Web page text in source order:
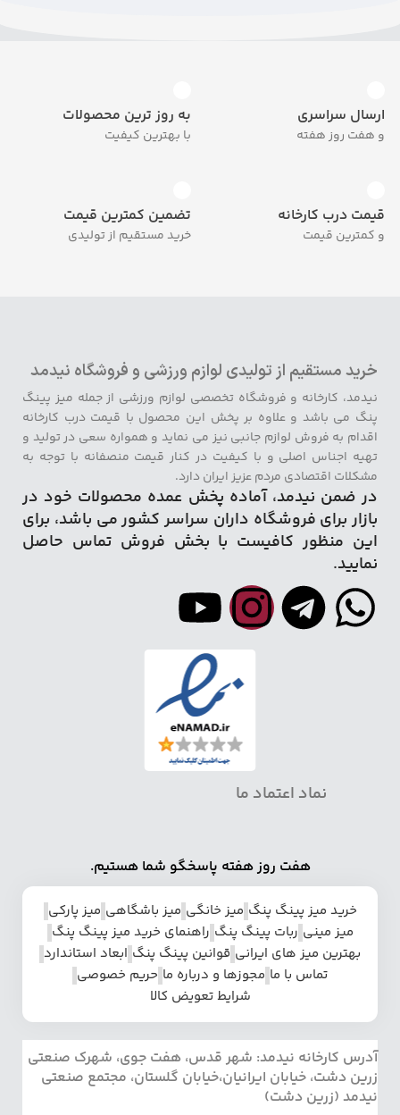
ارسال سراسری
و هفت روز هفته
به روز ترین محصولات
با بهترین کیفیت
قیمت درب کارخانه
و کمترین قیمت
تضمین کمترین قیمت
خرید مستقیم از تولیدی
خرید مستقیم از تولیدی لوازم ورزشی و فروشگاه نیدمد
نیدمد، کارخانه و فروشگاه تخصصی لوازم ورزشی از جمله میز پینگ
پنگ می باشد و علاوه بر پخش این محصول با قیمت درب کارخانه
اقدام به فروش لوازم جانبی نیز می نماید و همواره سعی در تولید و
تهیه اجناس اصلی و با کیفیت در کنار قیمت منصفانه با توجه به
مشکلات اقتصادی مردم عزیز ایران دارد.
در ضمن نیدمد، آماده پخش عمده محصولات خود در
بازار برای فروشگاه داران سراسر کشور می باشد، برای
این منظور کافیست با بخش فروش تماس حاصل
نمایید.
نماد اعتماد ما
هفت روز هفته پاسخگو شما هستیم.
خرید میز پینگ پنگ میز خانگی میز باشگاهی میز پارکی
میز مینی ربات پینگ پنگ راهنمای خرید میز پینگ پنگ
بهترین میز های ایرانی قوانین پینگ پنگ ابعاد استاندارد
تماس با ما مجوزها و درباره ما حریم خصوصی
شرایط تعویض کالا
آدرس کارخانه نیدمد: شهر قدس، هفت جوی، شهرک صنعتی
زرین دشت، خیابان ایرانیان،خیابان گلستان، مجتمع صنعتی
نیدمد (زرین دشت)